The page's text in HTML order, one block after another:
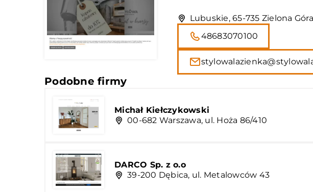
Lubuskie, 65-735 Zielona
48683070100
Podobne firmy
Michał Kiełczykowski
00-682 Warszawa, ul. Hoża 86/410
DARCO Sp. z o.o
39-200 Dębica, ul. Metalowców 43